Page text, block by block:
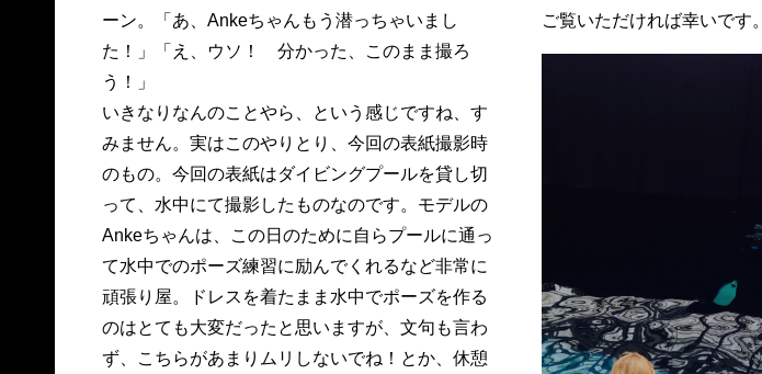
ーン。「あ、Ankeちゃんもう潜っちゃいまし
た！」「え、ウソ！ 分かった、このまま撮ろ
う！」
いきなりなんのことやら、という感じですね、す
みません。実はこのやりとり、今回の表紙撮影時
のもの。今回の表紙はダイビングプールを貸し切
って、水中にて撮影したものなのです。モデルの
Ankeちゃんは、この日のために自らプールに通っ
て水中でのポーズ練習に励んでくれるなど非常に
頑張り屋。ドレスを着たまま水中でポーズを作る
のはとても大変だったと思いますが、文句も言わ
ず、こちらがあまりムリしないでね！とか、休憩
ご覧いただければ幸いです。